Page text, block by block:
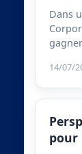
Dans
14/07/
pour